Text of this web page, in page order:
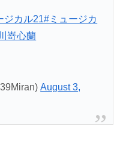
ジカル21#ミュージカ
嵜心蘭
August 3,